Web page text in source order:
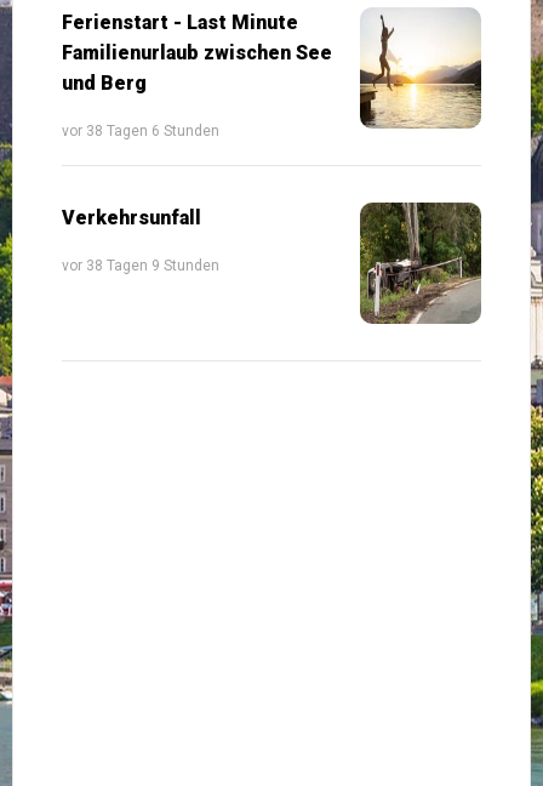
Ferienstart - Last Minute
Familienurlaub zwischen See
und Berg
vor 38 Tagen 6 Stunden
Verkehrsunfall
vor 38 Tagen 9 Stunden